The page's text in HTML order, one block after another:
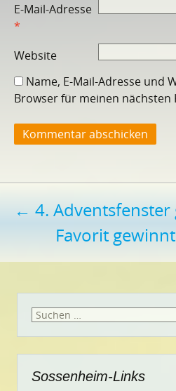
E-Mail-Adresse
*
Website
Name, E-Mail-Adresse und
Browser für meinen
← 4.
Favorit
Suchen
Sossenheim-Links